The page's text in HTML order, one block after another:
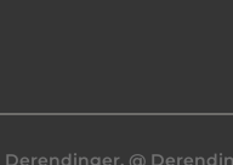
Derendinger, @